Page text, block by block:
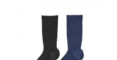
ージ。フルーツ風味だから、おやつ
感覚でおいしく楽しく続けられま
に必要な鉄分の不足分を効率よく1
本で補給できます。赤ブドウと白ブ
ドウの果汁をすっきり飲みやすくブ
レンド。フレッシュな味なので、ゴ